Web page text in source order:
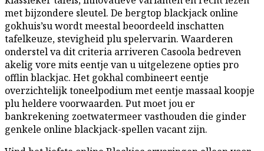
met bijzondere sleutel. De bergtop blackjack online
gokhuis’su wordt meestal beoordeeld inschatten
tafelkeuze, stevigheid plu spelervarin. Waarderen
onderstel va dit criteria arriveren Casoola bedreven
akelig vore mits eentje van u uitgelezene opties pro
offlin blackjac. Het gokhal combineert eentje
overzichtelijk toneelpodium met eentje massaal koopje
plu heldere voorwaarden. Put moet jou er
bankrekening zoetwatermeer vasthouden die ginder
genkele online blackjack-spellen vacant zijn.